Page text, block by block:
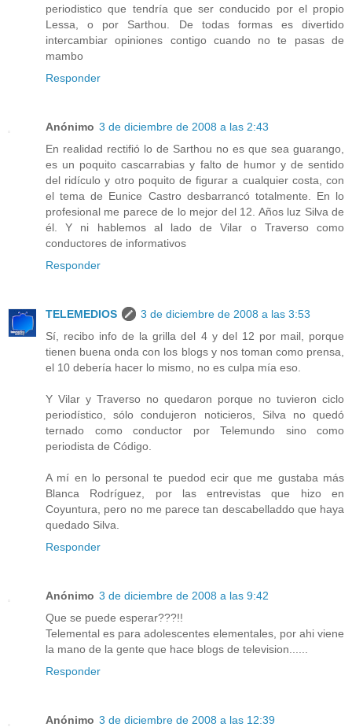
periodistico que tendría que ser conducido por el propio
Lessa, o por Sarthou. De todas formas es divertido
intercambiar opiniones contigo cuando no te pasas de
mambo
Responder
Anónimo 3 de diciembre de 2008 a las 2:43
En realidad rectifió lo de Sarthou no es que sea guarango,
es un poquito cascarrabias y falto de humor y de sentido
del ridículo y otro poquito de figurar a cualquier costa, con
el tema de Eunice Castro desbarrancó totalmente. En lo
profesional me parece de lo mejor del 12. Años luz Silva de
él. Y ni hablemos al lado de Vilar o Traverso como
conductores de informativos
Responder
TELEMEDIOS
3 de diciembre de 2008 a las 3:53
Sí, recibo info de la grilla del 4 y del 12 por mail, porque
tienen buena onda con los blogs y nos toman como prensa,
el 10 debería hacer lo mismo, no es culpa mía eso.
Y Vilar y Traverso no quedaron porque no tuvieron ciclo
periodístico, sólo condujeron noticieros, Silva no quedó
ternado como conductor por Telemundo sino como
periodista de Código.
A mí en lo personal te puedod ecir que me gustaba más
Blanca Rodríguez, por las entrevistas que hizo en
Coyuntura, pero no me parece tan descabelladdo que haya
quedado Silva.
Responder
Anónimo 3 de diciembre de 2008 a las 9:42
Que se puede esperar???!!
Telemental es para adolescentes elementales, por ahi viene
la mano de la gente que hace blogs de television......
Responder
Anónimo 3 de diciembre de 2008 a las 12:39